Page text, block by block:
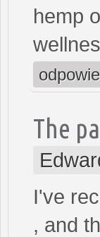
hemp
The
I've
, and